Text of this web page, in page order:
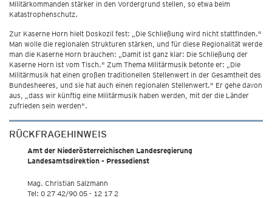
Militärkommanden stärker in den Vordergrund stellen, so etwa beim
Katastrophenschutz.
Zur Kaserne Horn hielt Doskozil fest: „Die Schließung wird nicht stattfinden."
Man wolle die regionalen Strukturen stärken, und für diese Regionalität werde
man die Kaserne Horn brauchen: „Damit ist ganz klar: Die Schließung der
Kaserne Horn ist vom Tisch." Zum Thema Militärmusik betonte er: „Die
Militärmusik hat einen großen traditionellen Stellenwert in der Gesamtheit des
Bundesheeres, und sie hat auch einen regionalen Stellenwert." Er gehe davon
aus, „dass wir künftig eine Militärmusik haben werden, mit der die Länder
zufrieden sein werden".
RÜCKFRAGEHINWEIS
Amt der Niederösterreichischen Landesregierung
Landesamtsdirektion - Pressedienst
Mag. Christian Salzmann
Tel: 0 27 42/90 05 - 12 17 2